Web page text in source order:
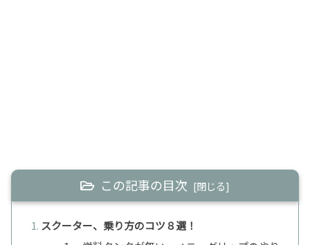
この記事の目次
スクーター、乗り方のコツ８選！